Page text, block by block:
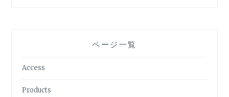
ページ一覧
Access
Products